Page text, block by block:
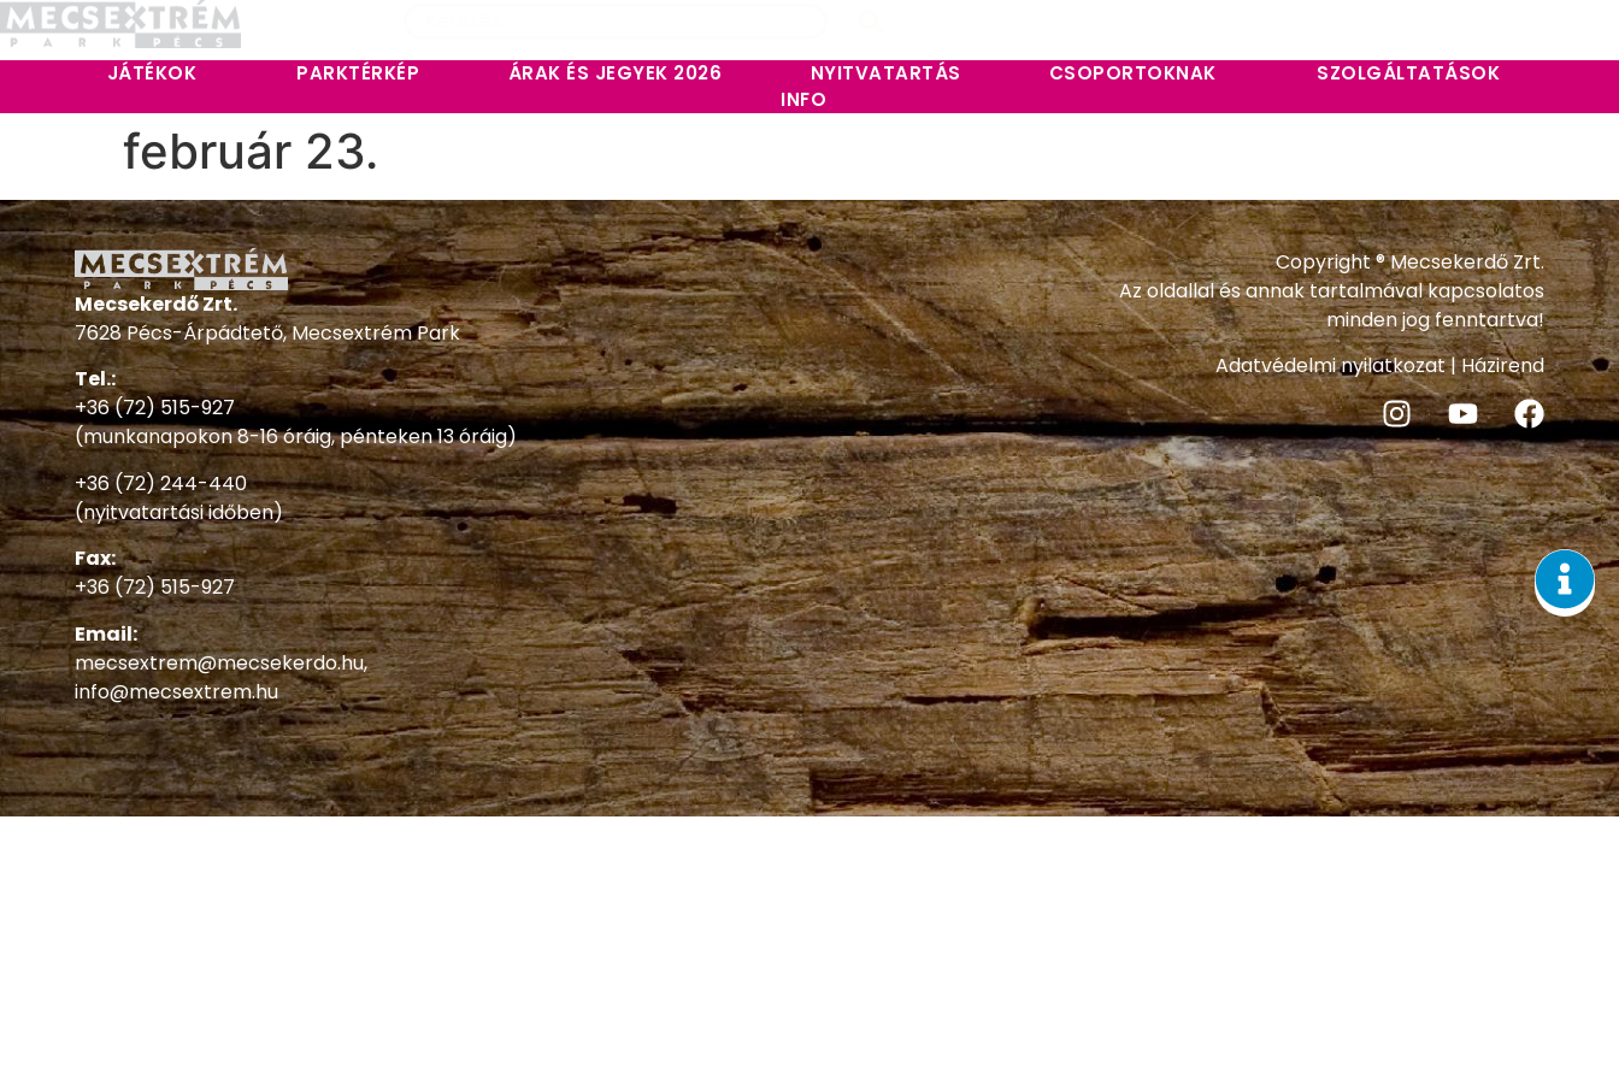
JÁTÉKOK PARKTÉRKÉP ÁRAK ÉS JEGYEK 2026 NYITVATARTÁS CSOPORTOKNAK
SZOLGÁLTATÁSOK
INFO
február 23.
Mecsekerdő Zrt.
7628 Pécs-Árpádtető, Mecsextrém Park
Tel.:
+36 (72) 515-927
(munkanapokon 8-16 óráig, pénteken 13 óráig)
+36 (72) 244-440
(nyitvatartási időben)
Fax:
+36 (72) 515-927
Email:
mecsextrem@mecsekerdo.hu,
info@mecsextrem.hu
Copyright ® Mecsekerdő Zrt.
Az oldallal és annak tartalmával kapcsolatos
minden jog fenntartva!
Adatvédelmi nyilatkozat|Házirend